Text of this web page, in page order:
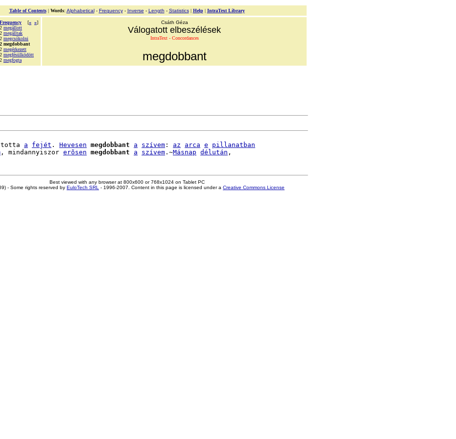
Table of Contents| Words: Alphabetical- Frequency- Inverse - Length - Statistics| Help| IntraText Library
Frequency [« »]
2 megállott
2 megálltak
2 megcsókolni
2 megdobbant
2 megérkezett
2 megfésülködött
2 megfogta
Csáth Géza
Válogatott elbeszélések
IntraText - Concordances
megdobbant
a fejét . Hevesen megdobbant a szívem : az arca e
pillanatban
, mindannyiszor erõsen megdobbant a szívem .~Másnap délután
Best viewed with any browser at 800x600 or 768x1024 on Tablet PC
- Some rights reserved by EuloTech SRL - 1996-2007. Content in this page is licensed under a Creative Commons License